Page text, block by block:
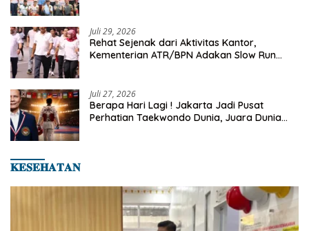
Juli 29, 2026
Rehat Sejenak dari Aktivitas Kantor,
Kementerian ATR/BPN Adakan Slow Run
Juli 27, 2026
Berapa Hari Lagi ! Jakarta Jadi Pusat
Perhatian Taekwondo Dunia, Juara Dunia
𝐊𝐄𝐒𝐄𝐇𝐀𝐓𝐀𝐍